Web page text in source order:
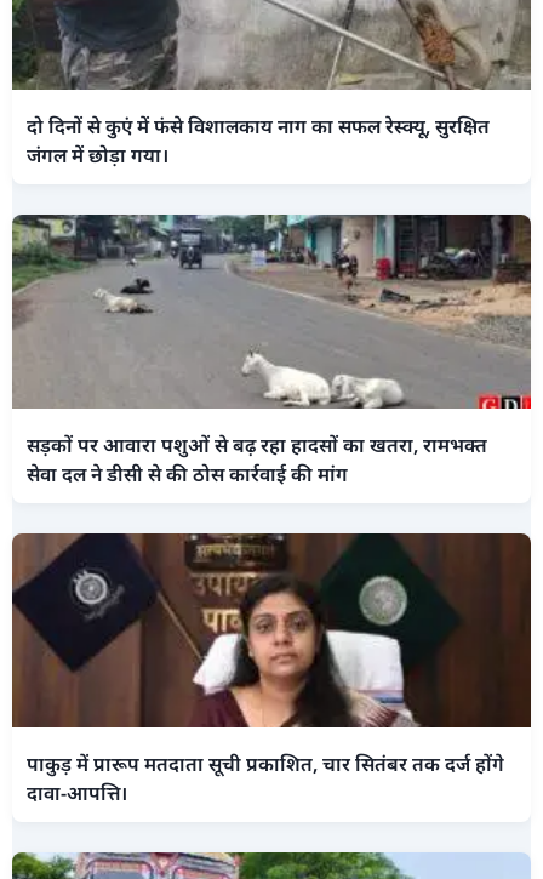
दो दिनों से कुएं में फंसे विशालकाय नाग का सफल रेस्क्यू, सुरक्षित
जंगल में छोड़ा गया।
सड़कों पर आवारा पशुओं से बढ़ रहा हादसों का खतरा, रामभक्त
सेवा दल ने डीसी से की ठोस कार्रवाई की मांग
पाकुड़ में प्रारूप मतदाता सूची प्रकाशित, चार सितंबर तक दर्ज होंगे
दावा-आपत्ति।